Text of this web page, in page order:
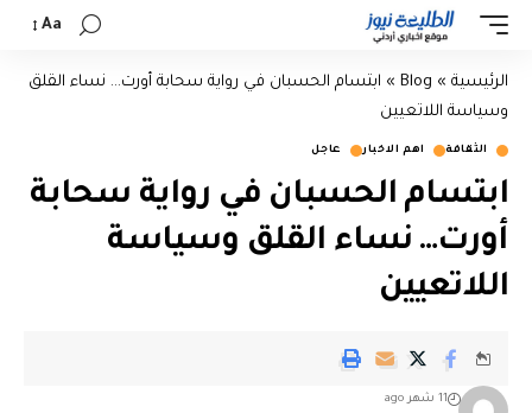
Aa
الرئيسية »
Blog
» ابتسام الحسبان في رواية سحابة أورت… نساء القلق
وسياسة اللاتعيين
الثقافة اهم الاخبار عاجل
ابتسام الحسبان في رواية سحابة
أورت… نساء القلق وسياسة
اللاتعيين
11 شهر ago